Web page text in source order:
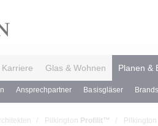
Karriere Glas & Wohnen Planen &
Ansprechpartner Basisgläser
Pilkington Profilit™ Pilkington